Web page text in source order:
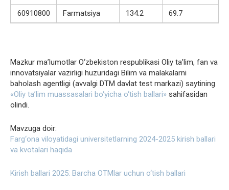
60910800 Farmatsiya 134.2 69.7
Mazkur ma’lumotlar O‘zbekiston respublikasi Oliy ta’lim, fan va
innovatsiyalar vazirligi huzuridagi Bilim va malakalarni
baholash agentligi (avvalgi DTM davlat test markazi) saytining
«Oliy ta’lim muassasalari bo‘yicha o‘tish ballari» sahifasidan
olindi.
Mavzuga doir:
Farg‘ona viloyatidagi universitetlarning 2024-2025 kirish ballari
va kvotalari haqida
Kirish ballari 2025: Barcha OTMlar uchun o‘tish ballari